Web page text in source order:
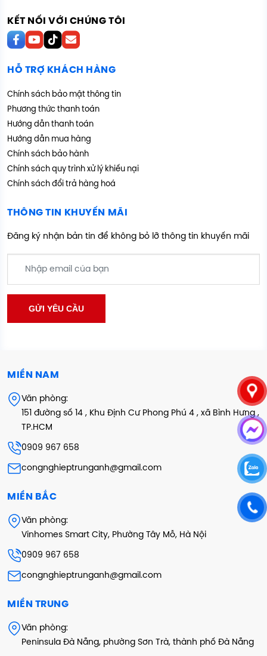
KẾT NỐI VỚI CHÚNG TÔI
HỖ TRỢ KHÁCH HÀNG
Chính sách bảo mật thông tin
Phương thức thanh toán
Hướng dẫn thanh toán
Hướng dẫn mua hàng
Chính sách bảo hành
Chính sách quy trình xử lý khiếu nại
Chính sách đổi trả hàng hoá
THÔNG TIN KHUYẾN MÃI
Đăng ký nhận bản tin để không bỏ lỡ thông tin khuyến mãi
MIỀN NAM
Văn phòng:
151 đường số 14 , Khu Định Cư Phong Phú 4 , xã Bình Hưng ,
TP.HCM
0909 967 658
congnghieptrunganh@gmail.com
MIỀN BẮC
Văn phòng:
Vinhomes Smart City, Phường Tây Mỗ, Hà Nội
0909 967 658
congnghieptrunganh@gmail.com
MIỀN TRUNG
Văn phòng:
Peninsula Đà Nẵng, phường Sơn Trà, thành phố Đà Nẵng